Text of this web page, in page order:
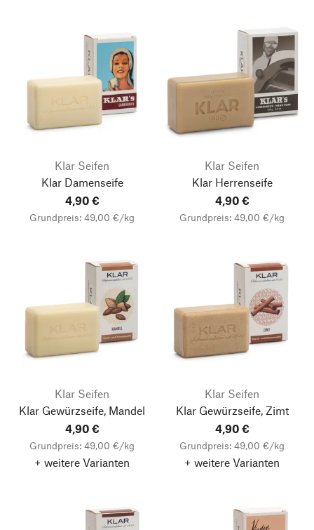
Klar Seifen
Klar Damenseife
4,90 €
Grundpreis: 49,00 €/kg
Klar Seifen
Klar Herrenseife
4,90 €
Grundpreis: 49,00 €/kg
Klar Seifen
Klar Gewürzseife, Mandel
4,90 €
Grundpreis: 49,00 €/kg
+ weitere Varianten
Klar Seifen
Klar Gewürzseife, Zimt
4,90 €
Grundpreis: 49,00 €/kg
+ weitere Varianten